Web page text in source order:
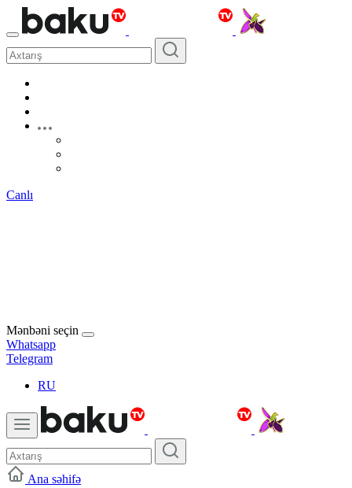
Canlı
Mənbəni seçin
Whatsapp
Telegram
RU
Ana səhifə